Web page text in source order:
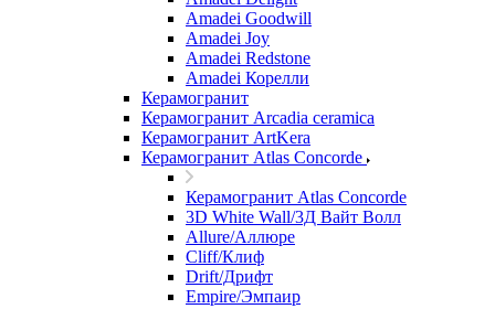
Amadei Goodwill
Amadei Joy
Amadei Redstone
Amadei Корелли
Керамогранит
Керамогранит Arcadia ceramica
Керамогранит ArtKera
Керамогранит Atlas Concorde
Керамогранит Atlas Concorde
3D White Wall/3Д Вайт Волл
Allure/Аллюрe
Cliff/Клиф
Drift/Дрифт
Empire/Эмпаир